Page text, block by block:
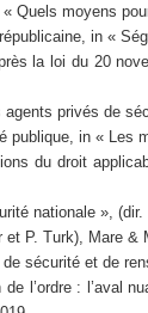
Quels moyens
, in «
la loi du 20
agents privés de
publique, in « Les
du droit
nationale », (dir.
et P. Turk), Mare &
sécurité et de
l’ordre : l’aval